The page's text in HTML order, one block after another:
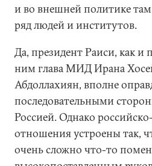
и во внешней политике
ряд людей и институтов.
Да, президент Раиси, как и
ним глава МИД Ирана
Абдоллахиян, вполне
последовательными
Россией. Однако
отношения устроены так,
очень сложно что-то